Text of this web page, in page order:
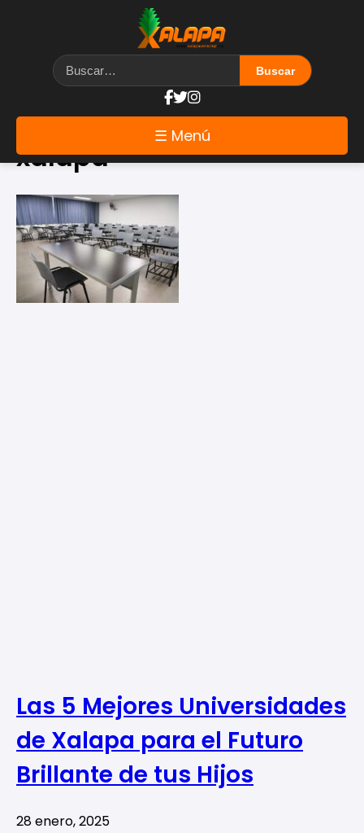
☰ Menú
Etiqueta: carreras en
xalapa
Las 5 Mejores Universidades
de Xalapa para el Futuro
Brillante de tus Hijos
28 enero, 2025